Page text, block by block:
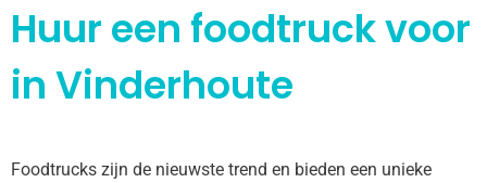
Huur een foodtruck voor
in Vinderhoute
Foodtrucks zijn de nieuwste trend en bieden een unieke